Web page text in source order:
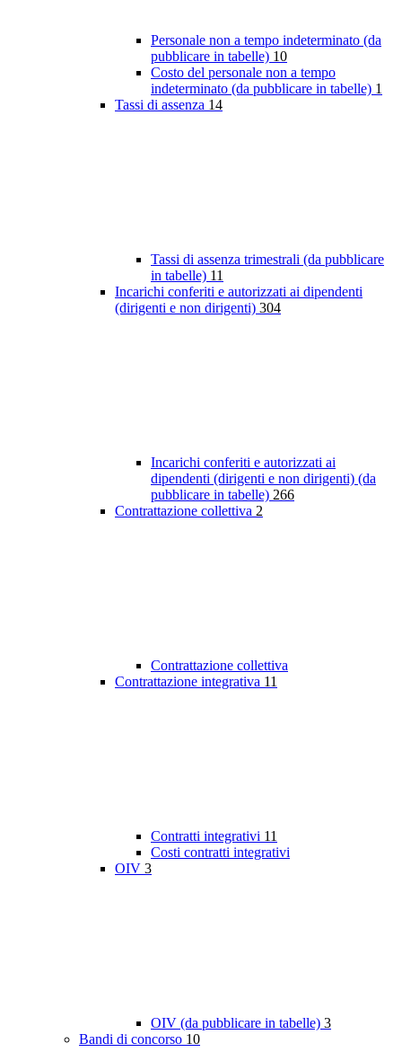
Personale non a tempo indeterminato (da
pubblicare in tabelle) 10
Costo del personale non a tempo
indeterminato (da pubblicare in tabelle) 1
Tassi di assenza 14
Tassi di assenza trimestrali (da pubblicare
in tabelle) 11
Incarichi conferiti e autorizzati ai dipendenti
(dirigenti e non dirigenti) 304
Incarichi conferiti e autorizzati ai
dipendenti (dirigenti e non dirigenti) (da
pubblicare in tabelle) 266
Contrattazione collettiva 2
Contrattazione collettiva
Contrattazione integrativa 11
Contratti integrativi 11
Costi contratti integrativi
OIV 3
OIV (da pubblicare in tabelle) 3
Bandi di concorso 10